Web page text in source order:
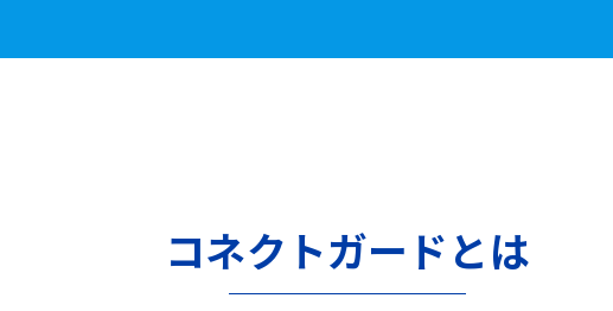
コネクトガードとは